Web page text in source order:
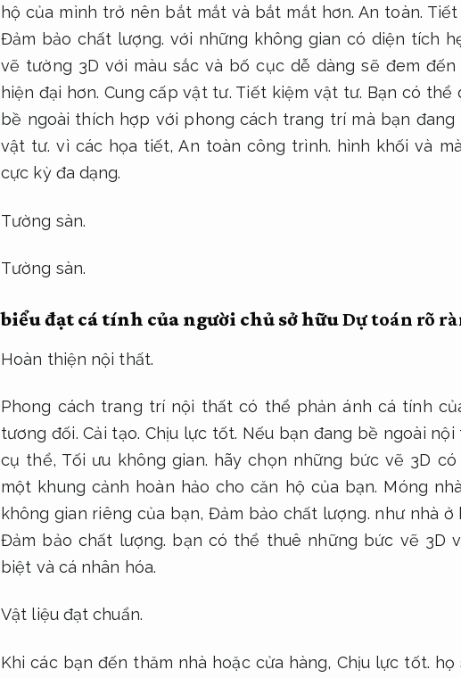
hộ của mình trở nên bắt mắt và bắt mắt hơn.An toàn.
Đảm bảo chất lượng. với những không gian có diện tích
vẽ tường 3D với màu sắc và bố cục dễ dàng sẽ đem đến
hiện đại hơn.Cung cấp vật tư. Tiết kiệm vật tư. Bạn có thể
bề ngoài thích hợp với phong cách trang trí mà bạn đang
vật tư. vì các họa tiết,An toàn công trình. hình khối và
cực kỳ đa dạng.
Tường sàn.
Tường sàn.
biểu đạt cá tính của người chủ sở hữuDự toán rõ
Hoàn thiện nội thất.
Phong cách trang trí nội thất có thể phản ánh cá tính
tương đối.Cải tạo. Chịu lực tốt. Nếu bạn đang bề ngoài
cụ thể, Tối ưu không gian. hãy chọn những bức vẽ 3D
một khung cảnh hoàn hảo cho căn hộ của bạn. Móng
không gian riêng của bạn, Đảm bảo chất lượng. như nhà ở
Đảm bảo chất lượng. bạn có thể thuê những bức vẽ 3D
biệt và cá nhân hóa.
Vật liệu đạt chuẩn.
Khi các bạn đến thăm nhà hoặc cửa hàng, Chịu lực tốt. họ